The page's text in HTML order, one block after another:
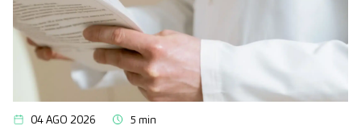
04 AGO 2026 5 min